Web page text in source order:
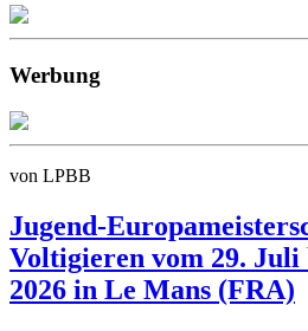
Werbung
von LPBB
Jugend-
Voltigieren vom 29. Juli
2026 in Le Mans (FRA)